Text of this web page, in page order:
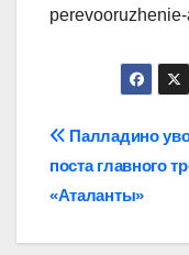
perevooruzhenie-
по
Палладино
поста главного
«Аталанты»